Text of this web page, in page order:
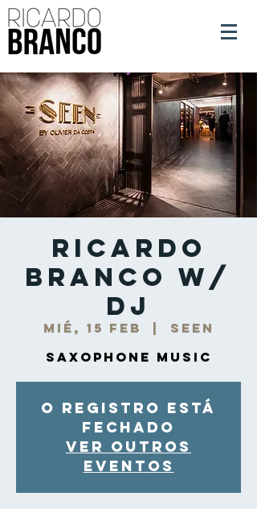
Ricardo
Branco w/
DJ
mié, 15 feb
Seen
Saxophone Music
O registro está
fechado
Ver outros
eventos